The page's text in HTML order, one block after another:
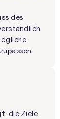
des
die Ziele